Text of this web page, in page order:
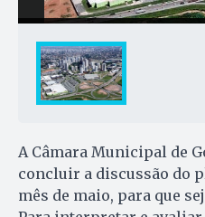
A Câmara Municipal de
concluir a discussão do
mês de maio, para que